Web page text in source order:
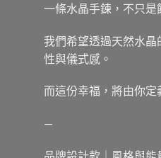
一條水晶手鍊，不只是
我們希望透過天然水
性與儀式感。
而這份幸福，將由你定
—